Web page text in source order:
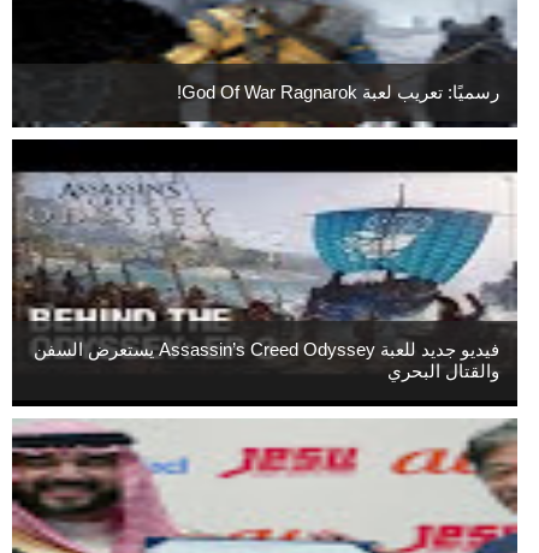
رسميًا: تعريب لعبة God Of War Ragnarok!
فيديو جديد للعبة Assassin’s Creed Odyssey يستعرض السفن
والقتال البحري